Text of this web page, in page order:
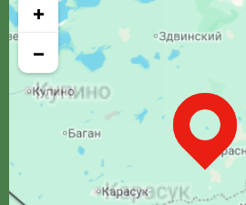
+
−